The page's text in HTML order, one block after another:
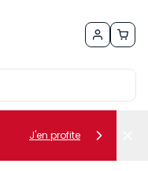
J'en profite